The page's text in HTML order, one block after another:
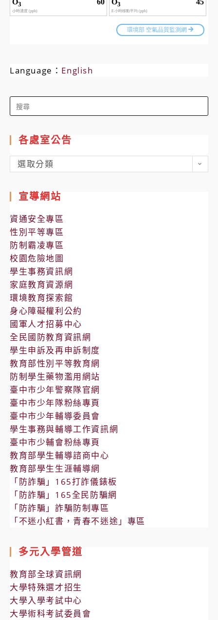
Language： English
Search
for:
各處室公告
各
處
公
告
選取分類
宣導網站
資通安全專區
性別平等專區
防制霸凌專區
校園危險地圖
學生事務資訊網
家庭教育資源網
環境教育探索館
身心障礙權利公約
國軍人才招募中心
全民國防教育資訊網
學生申訴及再申訴制度
教育部性別平等教育網
防制學生藥物濫用網站
臺中市少年警察隊官網
臺中市少年隊粉絲專頁
臺中市少年輔導委員會
學生事務與輔導工作資訊網
臺中市少輔會粉絲專頁
教育部學生輔導諮商中心
教育部學生生涯輔導網
「防詐騙」165打詐儀錶板
「防詐騙」165全民防騙網
「防詐騙」詐騙防制專區
「不迷小紅書，青春不迷途」專區
多元入學管道
教育部全球資訊網
大學特殊選才招生
大學入學考試中心
大學術科考試委員會